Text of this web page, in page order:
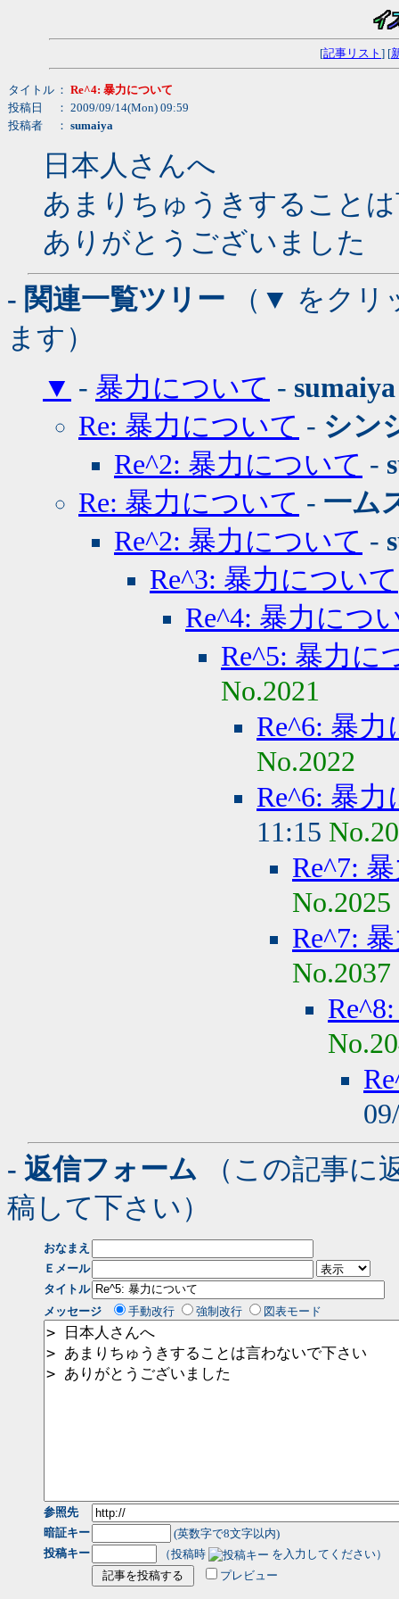
[記事リスト ] [
タイトル ： Re^4: 暴力について
投稿日
： 2009/09/14(Mon) 09:59
投稿者
： sumaiya
日本人さんへ
あまりちゅうきすること
ありがとうございました
- 関連一覧ツリー （▼ をクリ
ます）
▼ - 暴力について - sumaiya
Re: 暴力について - シン
Re^2: 暴力について -
Re: 暴力について - 一ム
Re^2: 暴力について -
Re^3: 暴力について
Re^4: 暴力につ
Re^5: 暴力に
No.2021
Re^6: 暴
No.2022
Re^6: 暴
11:15
Re^7:
No.2025
Re^7:
No.2037
- 返信フォーム （この記事に
稿して下さい）
おなまえ
Ｅメール
タイトル
メッセージ
手動改行 強制改行 図表モード
参照先
暗証キー
(英数字で8文字以内)
投稿キー
（投稿時
を入力してください）
プレビュー